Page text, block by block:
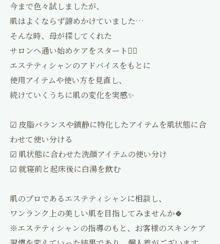
今まで色々試しましたが、
肌はよくならず諦めかけていました…
そんな時、母が探してくれた
サロンへ通い始めケアをスタート💆‍♀️
エステティシャンのアドバイスをもとに
使用アイテムや使い方を見直し、
続けていくうちに肌の変化を実感✨
☑ 皮脂バランスや鎮静に特化したアイテムを肌状態に合
わせて使い分ける
☑ 肌状態に合わせた洗顔アイテムの使い分け
☑ 就寝前と起床後に白湯を飲む
肌のプロであるエステティシャンに相談し、
ワンランク上の美しい肌を目指してみませんか🍀
※エステティシャンの指導のもと、お客様のスキンケア